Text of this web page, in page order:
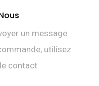
un message
utilisez
contact.